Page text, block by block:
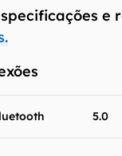
e
5.0
O Canaltech
recomendamos
Aviso legal: O